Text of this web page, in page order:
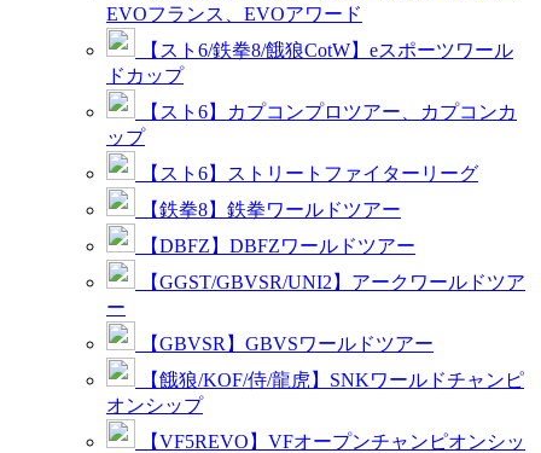
EVOフランス、EVOアワード
【スト6/鉄拳8/餓狼CotW】eスポーツワール
ドカップ
【スト6】カプコンプロツアー、カプコンカ
ップ
【スト6】ストリートファイターリーグ
【鉄拳8】鉄拳ワールドツアー
【DBFZ】DBFZワールドツアー
【GGST/GBVSR/UNI2】アークワールドツア
ー
【GBVSR】GBVSワールドツアー
【餓狼/KOF/侍/龍虎】SNKワールドチャンピ
オンシップ
【VF5REVO】VFオープンチャンピオンシッ